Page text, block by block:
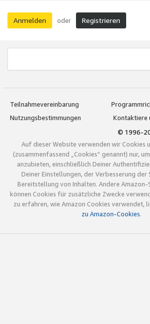
Anmelden oder Registrieren
Teilnahmevereinbarung
Nutzungsbestimmungen
Kontaktiere
© 1996-
Auf dieser Website verwenden wir Cookies
(zusammenfassend „Cookies“ genannt) nur,
anzubieten, einschließlich Deiner
Deiner Einstellungen, der Verbesserung der
Bereitstellung von Inhalten. Andere Amazon-
können Cookies für zusätzliche Zwecke
zu erfahren, wie Amazon Cookies verwendet,
zu Amazon-Cookies.